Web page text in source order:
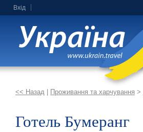
Вхід
<< Назад Проживання та харчування >
Готель Бумеранг